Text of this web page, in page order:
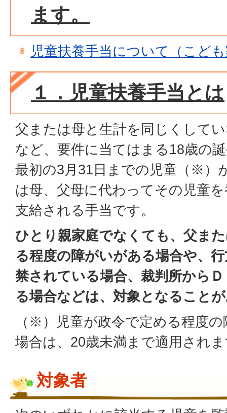
ます。
児童扶養手当について（こど
１．児童扶養手当とは
父または母と生計を同じくして
など、要件に当てはまる18歳の
最初の3月31日までの児童（※）
は母、父母に代わってその児童
支給される手当です。
ひとり親家庭でなくても、父ま
る程度の障がいがある場合や、
禁されている場合、裁判所から
る場合などは、対象となること
（※）児童が政令で定める程度
場合は、20歳未満まで適用され
対象者